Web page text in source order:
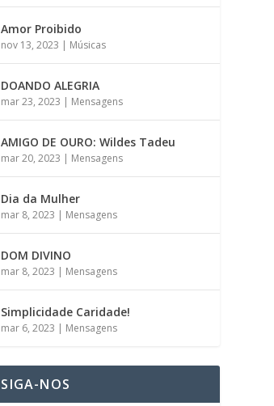
Amor Proibido
nov 13, 2023 | Músicas
DOANDO ALEGRIA
mar 23, 2023 | Mensagens
AMIGO DE OURO: Wildes Tadeu
mar 20, 2023 | Mensagens
Dia da Mulher
mar 8, 2023 | Mensagens
DOM DIVINO
mar 8, 2023 | Mensagens
Simplicidade Caridade!
mar 6, 2023 | Mensagens
SIGA-NOS